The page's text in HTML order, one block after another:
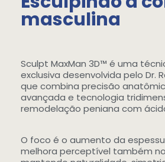
masculina
Sculpt MaxMan 3D™ é uma
exclusiva desenvolvida pelo Dr.
que combina precisão
avançada e tecnologia
remodelação peniana com
O foco é o aumento da
melhora perceptível também